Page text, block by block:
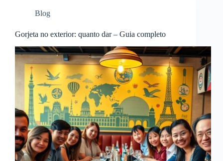
Blog
Gorjeta no exterior: quanto dar – Guia completo